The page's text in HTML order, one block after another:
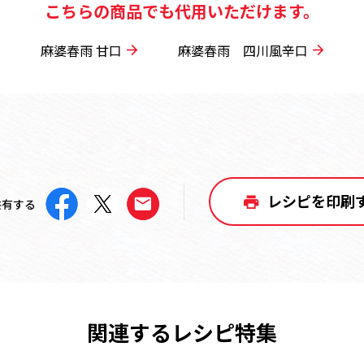
こちらの商品でも代用いただけます。
麻婆春雨 甘口 麻婆春雨 四川風辛口
する レシピを印刷
関連するレシピ特集